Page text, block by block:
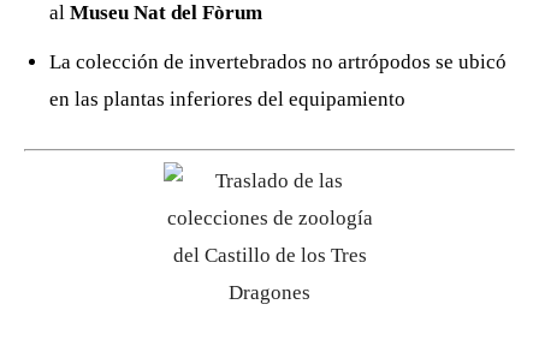
al Museu Nat del Fòrum
La colección de invertebrados no artrópodos se ubicó
en las plantas inferiores del equipamiento